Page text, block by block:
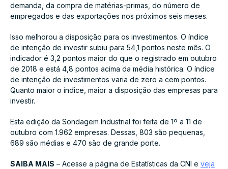
demanda, da compra de matérias-primas, do número de
empregados e das exportações nos próximos seis meses.
Isso melhorou a disposição para os investimentos. O índice
de intenção de investir subiu para 54,1 pontos neste mês. O
indicador é 3,2 pontos maior do que o registrado em outubro
de 2018 e está 4,8 pontos acima da média histórica. O índice
de intenção de investimentos varia de zero a cem pontos.
Quanto maior o índice, maior a disposição das empresas para
investir.
Esta edição da Sondagem Industrial foi feita de 1º a 11 de
outubro com 1.962 empresas. Dessas, 803 são pequenas,
689 são médias e 470 são de grande porte.
SAIBA MAIS – Acesse a página de Estatísticas da CNI e veja